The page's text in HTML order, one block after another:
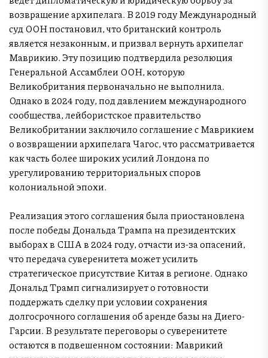
возвращение архипелага. В 2019 году Международный
суд ООН постановил, что британский контроль
является незаконным, и призвал вернуть архипелаг
Маврикию. Эту позицию подтвердила резолюция
Генеральной Ассамблеи ООН, которую
Великобритания первоначально не выполнила.
Однако в 2024 году, под давлением международного
сообщества, лейбористское правительство
Великобритании заключило соглашение с Маврикием
о возвращении архипелага Чагос, что рассматривается
как часть более широких усилий Лондона по
урегулированию территориальных споров
колониальной эпохи.
Реализация этого соглашения была приостановлена
после победы Дональда Трампа на президентских
выборах в США в 2024 году, отчасти из-за опасений,
что передача суверенитета может усилить
стратегическое присутствие Китая в регионе. Однако
Дональд Трамп сигнализирует о готовности
поддержать сделку при условии сохранения
долгосрочного соглашения об аренде базы на Диего-
Гарсии. В результате переговоры о суверенитете
остаются в подвешенном состоянии: Маврикий